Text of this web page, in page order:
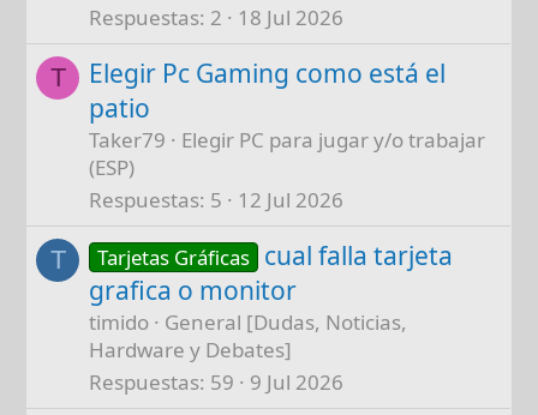
Respuestas 2 18 Jul 2026
T
Elegir Pc Gaming como está el
patio
Taker79
Elegir PC para jugar y/o trabajar
(ESP)
Respuestas 5 12 Jul 2026
T Tarjetas Gráficas cual falla tarjeta
grafica o monitor
timido
General [Dudas, Noticias,
Hardware y Debates]
Respuestas 59 9 Jul 2026